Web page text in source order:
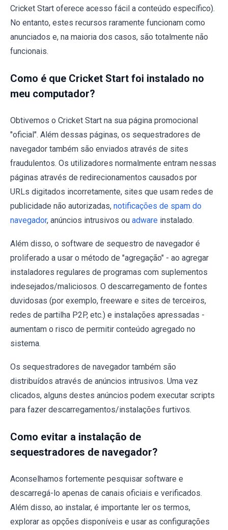
Cricket Start oferece acesso fácil a conteúdo específico).
No entanto, estes recursos raramente funcionam como
anunciados e, na maioria dos casos, são totalmente não
funcionais.
Como é que Cricket Start foi instalado no
meu computador?
Obtivemos o Cricket Start na sua página promocional
"oficial". Além dessas páginas, os sequestradores de
navegador também são enviados através de sites
fraudulentos. Os utilizadores normalmente entram nessas
páginas através de redirecionamentos causados por
URLs digitados incorretamente, sites que usam redes de
publicidade não autorizadas, notificações de spam do
navegador, anúncios intrusivos ou adware instalado.
Além disso, o software de sequestro de navegador é
proliferado a usar o método de "agregação" - ao agregar
instaladores regulares de programas com suplementos
indesejados/maliciosos. O descarregamento de fontes
duvidosas (por exemplo, freeware e sites de terceiros,
redes de partilha P2P, etc.) e instalações apressadas -
aumentam o risco de permitir conteúdo agregado no
sistema.
Os sequestradores de navegador também são
distribuídos através de anúncios intrusivos. Uma vez
clicados, alguns destes anúncios podem executar scripts
para fazer descarregamentos/instalações furtivos.
Como evitar a instalação de
sequestradores de navegador?
Aconselhamos fortemente pesquisar software e
descarregá-lo apenas de canais oficiais e verificados.
Além disso, ao instalar, é importante ler os termos,
explorar as opções disponíveis e usar as configurações